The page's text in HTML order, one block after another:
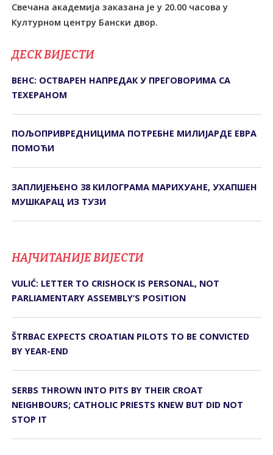
Свечана академија заказана је у 20.00 часова у
Културном центру Бански двор.
ДЕСК ВИЈЕСТИ
ВЕНС: ОСТВАРЕН НАПРЕДАК У ПРЕГОВОРИМА СА
ТЕХЕРАНОМ
ПОЉОПРИВРЕДНИЦИМА ПОТРЕБНЕ МИЛИЈАРДЕ ЕВРА
ПОМОЋИ
ЗАПЛИЈЕЊЕНО 38 КИЛОГРАМА МАРИХУАНЕ, УХАПШЕН
МУШКАРАЦ ИЗ ТУЗИ
НАЈЧИТАНИЈЕ ВИЈЕСТИ
VULIĆ: LETTER TO CRISHOCK IS PERSONAL, NOT
PARLIAMENTARY ASSEMBLY’S POSITION
ŠTRBAC EXPECTS CROATIAN PILOTS TO BE CONVICTED
BY YEAR-END
SERBS THROWN INTO PITS BY THEIR CROAT
NEIGHBOURS; CATHOLIC PRIESTS KNEW BUT DID NOT
STOP IT